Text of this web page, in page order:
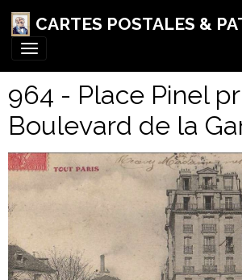
CARTES POSTALES &
964 - Place Pinel
Boulevard de la